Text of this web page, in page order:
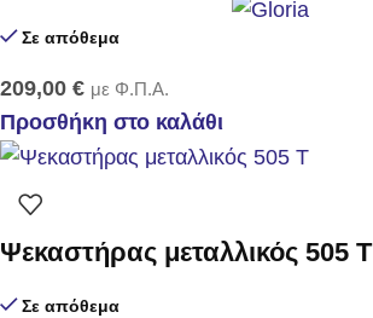
Σε απόθεμα
209,00 € με Φ.Π.Α.
Προσθήκη στο καλάθι
Ψεκαστήρας μεταλλικός 505 T
Σε απόθεμα